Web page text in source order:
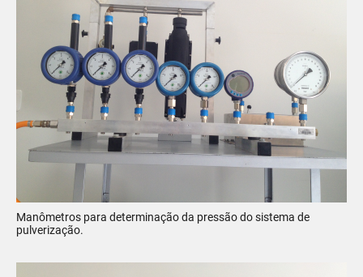
Manômetros para determinação da pressão do sistema de
pulverização.